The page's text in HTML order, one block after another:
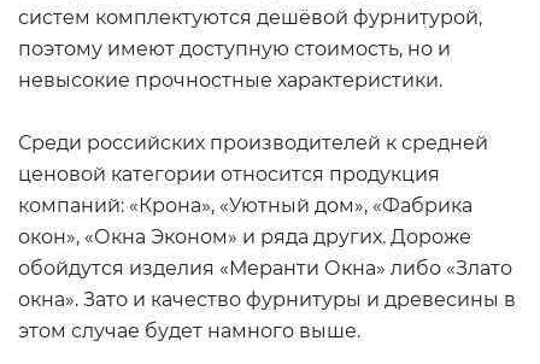
систем комплектуются дешёвой фурнитурой,
поэтому имеют доступную стоимость, но и
невысокие прочностные характеристики.
Среди российских производителей к средней
ценовой категории относится продукция
компаний: «Крона», «Уютный дом», «Фабрика
окон», «Окна Эконом» и ряда других. Дороже
обойдутся изделия «Меранти Окна» либо «Злато
окна». Зато и качество фурнитуры и древесины в
этом случае будет намного выше.